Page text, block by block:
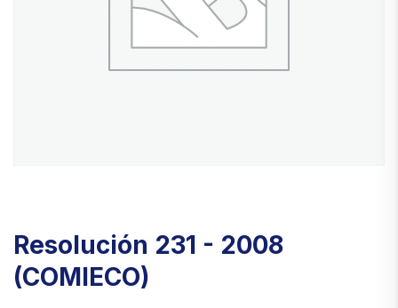
Resolución 231 - 2008
(COMIECO)